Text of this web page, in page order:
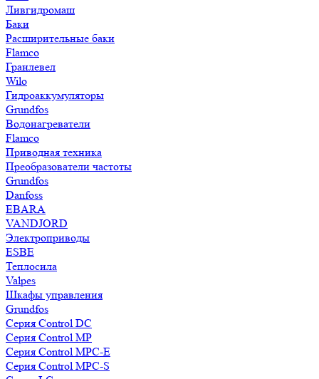
Ливгидромаш
Баки
Расширительные баки
Flamco
Гранлевел
Wilo
Гидроаккумуляторы
Grundfos
Водонагреватели
Flamco
Приводная техника
Преобразователи частоты
Grundfos
Danfoss
EBARA
VANDJORD
Электроприводы
ESBE
Теплосила
Valpes
Шкафы управления
Grundfos
Серия Control DC
Серия Control MP
Серия Control MPC-E
Серия Control MPC-S